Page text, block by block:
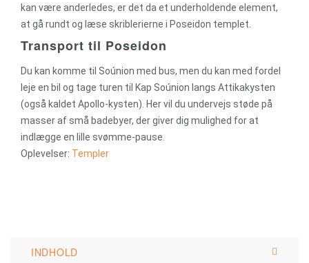
kan være anderledes, er det da et underholdende element,
at gå rundt og læse skriblerierne i Poseidon templet.
Transport til Poseidon
Du kan komme til Soúnion med bus, men du kan med fordel
leje en bil og tage turen til Kap Soúnion langs Attikakysten
(også kaldet Apollo-kysten). Her vil du undervejs støde på
masser af små badebyer, der giver dig mulighed for at
indlægge en lille svømme-pause.
Oplevelser: Templer
INDHOLD